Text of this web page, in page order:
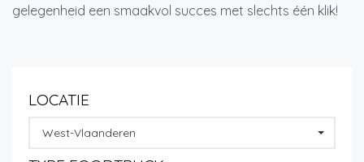
gelegenheid een smaakvol succes met slechts één klik!
LOCATIE
West-Vlaanderen